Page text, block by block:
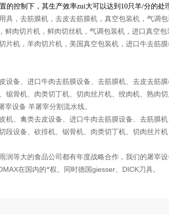
控制下，其生产效率zui大可以达到10只羊/分的处
具，去筋膜机，去皮去筋膜机，真空包装机，气调包
鲜肉切片机，鲜肉切丝机，气调包装机，进口真空
机，羊肉切片机，美国真空包装机，进口牛去筋
备、进口牛肉去筋膜设备、去筋膜机、去皮去筋膜
骨机、肉类切丁机、切肉丝片机、绞肉机、熟肉切
宰设备 羊屠宰分割流水线。
、禽类去皮设备、进口牛肉去筋膜设备、去筋膜机
设备、砍排机、锯骨机、肉类切丁机、切肉丝片机
等大的食品公司都有年度战略合作，我们的屠宰
在国内的*权。同时德国 giesser、 DICK刀具。